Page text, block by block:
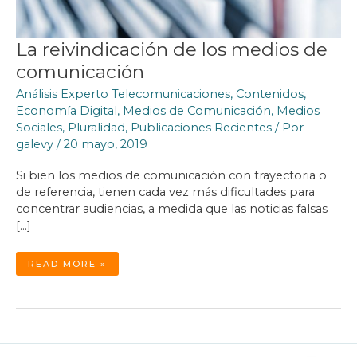
La reivindicación de los medios de
comunicación
Análisis Experto Telecomunicaciones, Contenidos,
Economía Digital, Medios de Comunicación, Medios
Sociales, Pluralidad, Publicaciones Recientes / Por
galevy /20 mayo, 2019
Si bien los medios de comunicación con trayectoria o
de referencia, tienen cada vez más dificultades para
concentrar audiencias, a medida que las noticias falsas
[…]
LA
REIVINDICACIÓN
DE
COMUNICACIÓN
READ MORE »